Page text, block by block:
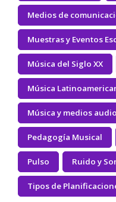
Medios de
Muestras y Eventos
Música del Siglo XX
Música
Música y medios
Pedagogía Musical
Pulso Ruido y
Tipos de